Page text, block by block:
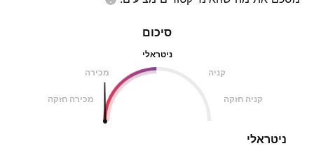
סיכום
ניטראלי
מכירה
קניה
מכירה חזקה קניה חזקה
ניטראלי